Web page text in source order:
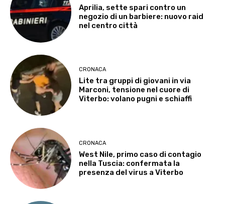
Aprilia, sette spari contro un
negozio di un barbiere: nuovo raid
nel centro città
CRONACA
Lite tra gruppi di giovani in via
Marconi, tensione nel cuore di
Viterbo: volano pugni e schiaffi
CRONACA
West Nile, primo caso di contagio
nella Tuscia: confermata la
presenza del virus a Viterbo